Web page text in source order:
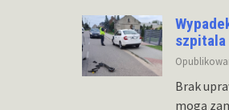
szpitala
Brak
mogą